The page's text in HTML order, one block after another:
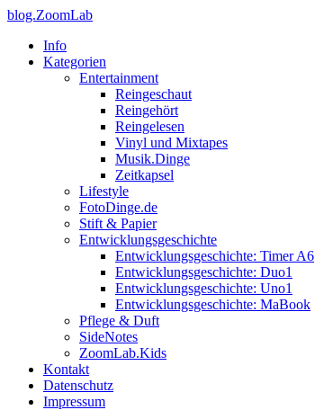
blog.ZoomLab
Info
Kategorien
Entertainment
Reingeschaut
Reingehört
Reingelesen
Vinyl und Mixtapes
Musik.Dinge
Zeitkapsel
Lifestyle
FotoDinge.de
Stift & Papier
Entwicklungsgeschichte
Entwicklungsgeschichte: Timer A6
Entwicklungsgeschichte: Duo1
Entwicklungsgeschichte: Uno1
Entwicklungsgeschichte: MaBook
Pflege & Duft
SideNotes
ZoomLab.Kids
Kontakt
Datenschutz
Impressum